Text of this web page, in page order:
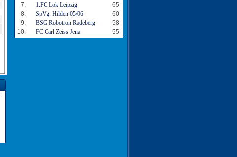
7.
1.FC Lok Leipzig
65
8.
SpVg. Hilden 05/06
60
9.
BSG Robotron Radeberg
58
10.
FC Carl Zeiss Jena 55